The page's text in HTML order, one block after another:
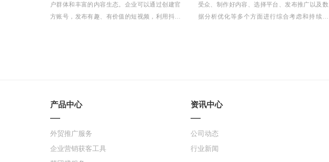
户群体和丰富的内容生态。企业可以通过创建官
方账号，发布有趣、有价值的短视频，利用抖音
受众、制作好内容、选择平台、发布推广以及数
据分析优化等多个方面进行综合考虑和持续努
产品中心
外贸推广服务
企业营销获客工具
资讯中心
公司动态
行业新闻